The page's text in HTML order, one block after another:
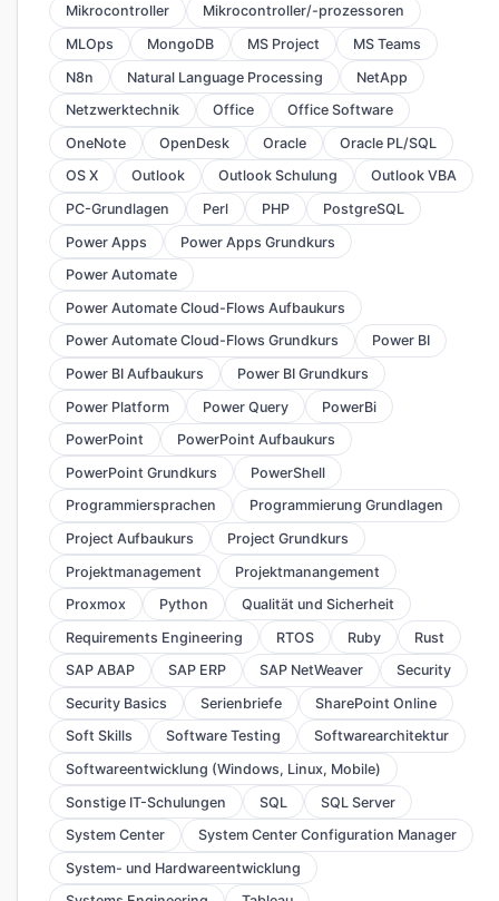
Mikrocontroller
Mikrocontroller/-prozessoren
MLOps
MongoDB MS Project
MS Teams
N8n
Natural Language Processing
NetApp
Netzwerktechnik
Office
Office Software
OneNote
OpenDesk Oracle
Oracle PL/SQL
OS X
Outlook Outlook Schulung
Outlook VBA
PC-Grundlagen
Perl PHP
PostgreSQL
Power Apps
Power Apps Grundkurs
Power Automate
Power Automate Cloud-Flows Aufbaukurs
Power Automate Cloud-Flows Grundkurs
Power BI
Power BI Aufbaukurs
Power BI Grundkurs
Power Platform
Power Query
PowerBi
PowerPoint
PowerPoint Aufbaukurs
PowerPoint Grundkurs
PowerShell
Programmiersprachen
Programmierung Grundlagen
Project Aufbaukurs
Project Grundkurs
Projektmanagement
Projektmanangement
Proxmox
Python
Qualität und Sicherheit
Requirements Engineering
RTOS Ruby
Rust
SAP ABAP
SAP ERP SAP NetWeaver
Security
Security Basics
Serienbriefe
SharePoint Online
Soft Skills
Software Testing
Softwarearchitektur
Softwareentwicklung (Windows, Linux, Mobile)
Sonstige IT-Schulungen
SQL
SQL Server
System Center
System Center Configuration Manager
System- und Hardwareentwicklung